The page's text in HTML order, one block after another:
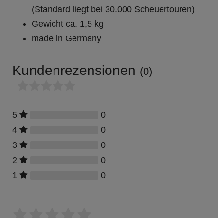
(Standard liegt bei 30.000 Scheuertouren)
Gewicht ca. 1,5 kg
made in Germany
Kundenrezensionen (0)
5
0
4
0
3
0
2
0
1
0